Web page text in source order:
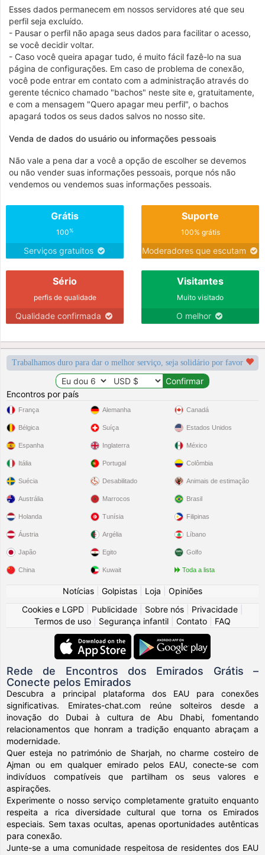
Esses dados permanecem em nossos servidores até que seu
perfil seja excluído.
- Pausar o perfil não apaga seus dados para facilitar o acesso,
se você decidir voltar.
- Caso você queira apagar tudo, é muito fácil fazê-lo na sua
página de configurações. Em caso de problema de conexão,
você pode entrar em contato com a administração através do
gerente técnico chamado "bachos" neste site e, gratuitamente,
e com a mensagem "Quero apagar meu perfil", o bachos
apagará todos os seus dados salvos no nosso site.
Venda de dados do usuário ou informações pessoais
Não vale a pena dar a você a opção de escolher se devemos
ou não vender suas informações pessoais, porque nós não
vendemos ou vendemos suas informações pessoais.
Grátis
100%
Serviços gratuitos
Suporte
100% grátis
Moderadores que escutam
Sério
perfis de qualidade
Qualidade confirmada
Visitantes
Muito visitado
O melhor
Trabalhamos duro para dar o melhor serviço, seja solidário por favor
Encontros por país
França
Bélgica
Espanha
Itália
Suécia
Alemanha
Suíça
Inglaterra
Portugal
Desabilitado
Canadá
Estados Unidos
México
Colômbia
Animais de estimação
Austrália
Holanda
Áustria
Japão
China
Marrocos
Tunísia
Argélia
Egito
Kuwait
Brasil
Filipinas
Líbano
Golfo
Toda a lista
Notícias Golpistas Loja
Opiniões
Cookies e LGPD
Publicidade Sobre nós Privacidade
Termos de uso
Segurança infantil Contato FAQ
Rede de Encontros dos Emirados Grátis –
Conecte pelos Emirados
Descubra a principal plataforma dos EAU para conexões
significativas. Emirates-chat.com reúne solteiros desde a
inovação do Dubai à cultura de Abu Dhabi, fomentando
relacionamentos que honram a tradição enquanto abraçam a
modernidade.
Quer esteja no património de Sharjah, no charme costeiro de
Ajman ou em qualquer emirado pelos EAU, conecte-se com
indivíduos compatíveis que partilham os seus valores e
aspirações.
Experimente o nosso serviço completamente gratuito enquanto
respeita a rica diversidade cultural que torna os Emirados
especiais. Sem taxas ocultas, apenas oportunidades autênticas
para conexão.
Junte-se a uma comunidade respeitosa de residentes dos EAU